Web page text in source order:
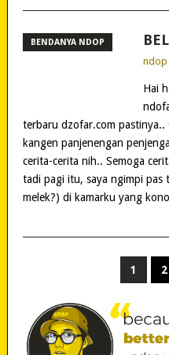
BENDANYA NDOP
ndop
Hai
terbaru dzofar.com
kangen panjenengan
cerita-cerita nih.. Semoga
tadi pagi itu, saya ngimpi pas
melek?) di kamarku yang
1 2